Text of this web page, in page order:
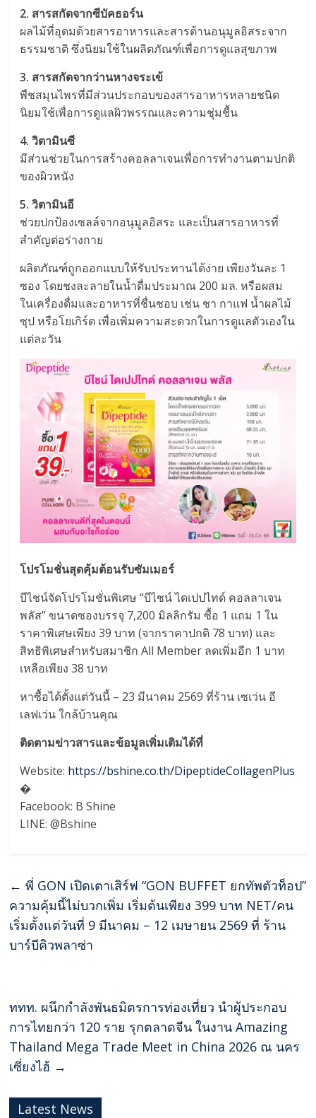
2. สารสกัดจากซีบัคธอร์น
ผลไม้ที่อุดมด้วยสารอาหารและสารต้านอนุมูลอิสระจาก
ธรรมชาติ ซึ่งนิยมใช้ในผลิตภัณฑ์เพื่อการดูแลสุขภาพ
3. สารสกัดจากว่านหางจระเข้
พืชสมุนไพรที่มีส่วนประกอบของสารอาหารหลายชนิด
นิยมใช้เพื่อการดูแลผิวพรรณและความชุ่มชื้น
4. วิตามินซี
มีส่วนช่วยในการสร้างคอลลาเจนเพื่อการทำงานตามปกติ
ของผิวหนัง
5. วิตามินอี
ช่วยปกป้องเซลล์จากอนุมูลอิสระ และเป็นสารอาหารที่
สำคัญต่อร่างกาย
ผลิตภัณฑ์ถูกออกแบบให้รับประทานได้ง่าย เพียงวันละ 1
ซอง โดยชงละลายในน้ำดื่มประมาณ 200 มล. หรือผสม
ในเครื่องดื่มและอาหารที่ชื่นชอบ เช่น ชา กาแฟ น้ำผลไม้
ซุป หรือโยเกิร์ต เพื่อเพิ่มความสะดวกในการดูแลตัวเองใน
แต่ละวัน
โปรโมชั่นสุดคุ้มต้อนรับซัมเมอร์
บีไชน์จัดโปรโมชั่นพิเศษ “บีไชน์ ไดเปปไทด์ คอลลาเจน
พลัส” ขนาดซองบรรจุ 7,200 มิลลิกรัม ซื้อ 1 แถม 1 ใน
ราคาพิเศษเพียง 39 บาท (จากราคาปกติ 78 บาท) และ
สิทธิพิเศษสำหรับสมาชิก All Member ลดเพิ่มอีก 1 บาท
เหลือเพียง 38 บาท
หาซื้อได้ตั้งแต่วันนี้ – 23 มีนาคม 2569 ที่ร้าน เซเว่น อี
เลฟเว่น ใกล้บ้านคุณ
ติดตามข่าวสารและข้อมูลเพิ่มเติมได้ที่
Website: https://bshine.co.th/DipeptideCollagenPlus
�
Facebook: B Shine
LINE: @Bshine
← พี่ GON เปิดเตาเสิร์ฟ “GON BUFFET ยกทัพตัวท็อป”
ความคุ้มนี้ไม่บวกเพิ่ม เริ่มต้นเพียง 399 บาท NET/คน
เริ่มตั้งแต่วันที่ 9 มีนาคม – 12 เมษายน 2569 ที่ ร้าน
บาร์บีคิวพลาซ่า
ททท. ผนึกกำลังพันธมิตรการท่องเที่ยว นำผู้ประกอบ
การไทยกว่า 120 ราย รุกตลาดจีน ในงาน Amazing
Thailand Mega Trade Meet in China 2026 ณ นคร
เซี่ยงไฮ้ →
Latest News